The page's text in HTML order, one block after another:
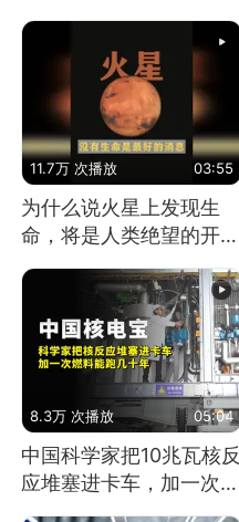
11.7万 次播放 03:55
为什么说火星上发现生
命，将是人类绝望的开
始？
8.3万 次播放 05:04
中国科学家把10兆瓦核反
应堆塞进卡车，加一次燃